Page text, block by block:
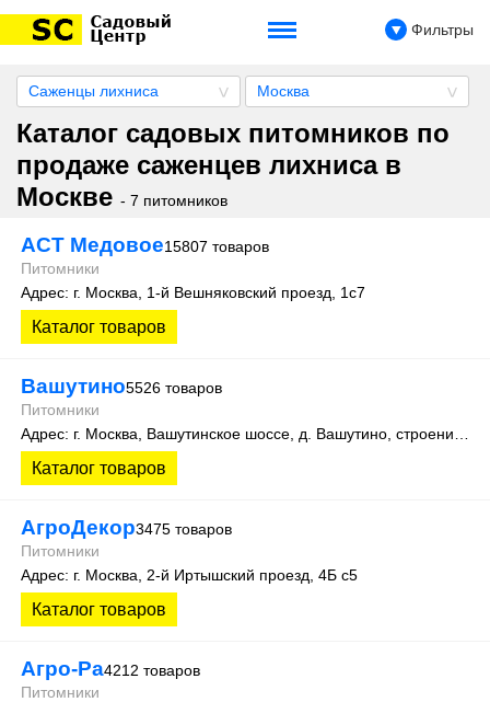
Фильтры
Саженцы лихниса Москва
Каталог садовых питомников по
продаже саженцев лихниса в
Москве - 7 питомников
АСТ Медовое15807 товаров
Питомники
Адрес: г. Москва, 1-й Вешняковский проезд, 1с7
Каталог товаров
Вашутино5526 товаров
Питомники
Каталог товаров
АгроДекор3475 товаров
Питомники
Адрес: г. Москва, 2-й Иртышский проезд, 4Б с5
Каталог товаров
Агро-Ра4212 товаров
Питомники